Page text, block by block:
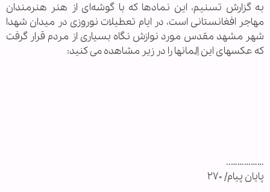
به گزارش تسنیم، این نمادها که با گوشه‌ای از هنر هنرمندان
مهاجر افغانستانی است، در ایام تعطیلات نوروزی در میدان شهدا
شهر مشهد مقدس مورد نوازش نگاه بسیاری از مردم قرار گرفت
که عکسهای این اِلِمانها را در زیر مشاهده می کنید:
……………..
پایان پیام/ ۲۷۰